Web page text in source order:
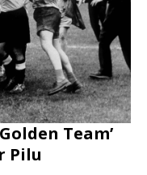
Team’
Pilu